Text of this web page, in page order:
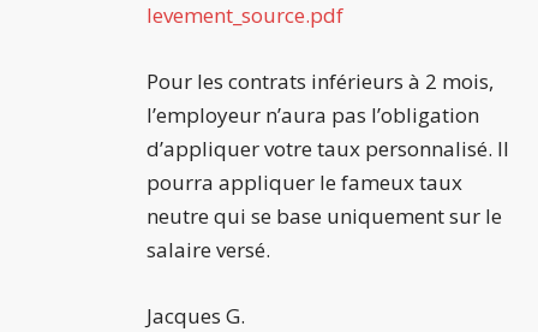
levement_source.pdf
Pour les contrats inférieurs à 2 mois,
l’employeur n’aura pas l’obligation
d’appliquer votre taux personnalisé. Il
pourra appliquer le fameux taux
neutre qui se base uniquement sur le
salaire versé.
Jacques G.